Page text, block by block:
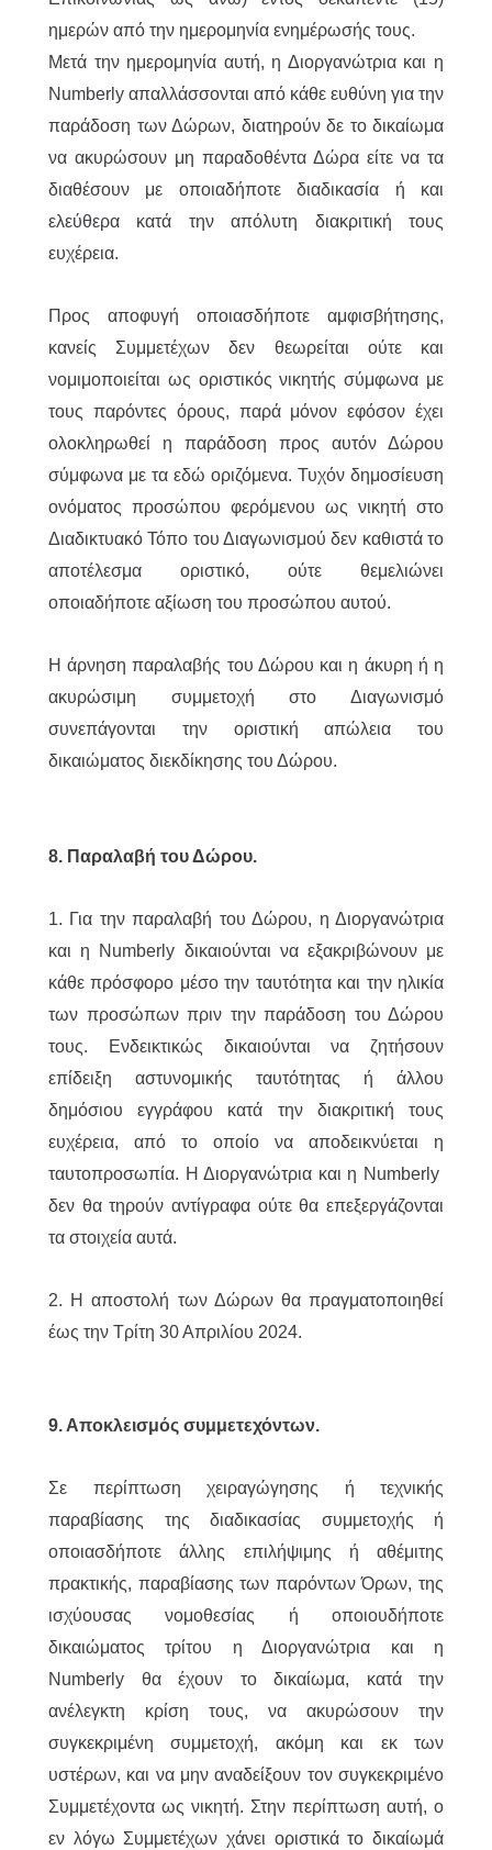
ημερών από την ημερομηνία ενημέρωσής τους.
Μετά την ημερομηνία αυτή, η Διοργανώτρια και η
Numberly απαλλάσσονται από κάθε ευθύνη για την
παράδοση των Δώρων, διατηρούν δε το δικαίωμα
να ακυρώσουν μη παραδοθέντα Δώρα είτε να τα
διαθέσουν με οποιαδήποτε διαδικασία ή και
ελεύθερα κατά την απόλυτη διακριτική τους
ευχέρεια.
Προς αποφυγή οποιασδήποτε αμφισβήτησης,
κανείς Συμμετέχων δεν θεωρείται ούτε και
νομιμοποιείται ως οριστικός νικητής σύμφωνα με
τους παρόντες όρους, παρά μόνον εφόσον έχει
ολοκληρωθεί η παράδοση προς αυτόν Δώρου
σύμφωνα με τα εδώ οριζόμενα. Τυχόν δημοσίευση
ονόματος προσώπου φερόμενου ως νικητή στο
Διαδικτυακό Τόπο του Διαγωνισμού δεν καθιστά το
αποτέλεσμα οριστικό, ούτε θεμελιώνει
οποιαδήποτε αξίωση του προσώπου αυτού.
Η άρνηση παραλαβής του Δώρου και η άκυρη ή η
ακυρώσιμη συμμετοχή στο Διαγωνισμό
συνεπάγονται την οριστική απώλεια του
δικαιώματος διεκδίκησης του Δώρου.
8. Παραλαβή του Δώρου.
1. Για την παραλαβή του Δώρου, η Διοργανώτρια
και η Numberly δικαιούνται να εξακριβώνουν με
κάθε πρόσφορο μέσο την ταυτότητα και την ηλικία
των προσώπων πριν την παράδοση του Δώρου
τους. Ενδεικτικώς δικαιούνται να ζητήσουν
επίδειξη αστυνομικής ταυτότητας ή άλλου
δημόσιου εγγράφου κατά την διακριτική τους
ευχέρεια, από το οποίο να αποδεικνύεται η
ταυτοπροσωπία. Η Διοργανώτρια και η Numberly
δεν θα τηρούν αντίγραφα ούτε θα επεξεργάζονται
τα στοιχεία αυτά.
2. H αποστολή των Δώρων θα πραγματοποιηθεί
έως την Τρίτη 30 Απριλίου 2024.
9. Αποκλεισμός συμμετεχόντων.
Σε περίπτωση χειραγώγησης ή τεχνικής
παραβίασης της διαδικασίας συμμετοχής ή
οποιασδήποτε άλλης επιλήψιμης ή αθέμιτης
πρακτικής, παραβίασης των παρόντων Όρων, της
ισχύουσας νομοθεσίας ή οποιουδήποτε
δικαιώματος τρίτου η Διοργανώτρια και η
Numberly θα έχουν το δικαίωμα, κατά την
ανέλεγκτη κρίση τους, να ακυρώσουν την
συγκεκριμένη συμμετοχή, ακόμη και εκ των
υστέρων, και να μην αναδείξουν τον συγκεκριμένο
Συμμετέχοντα ως νικητή. Στην περίπτωση αυτή, ο
εν λόγω Συμμετέχων χάνει οριστικά το δικαίωμά